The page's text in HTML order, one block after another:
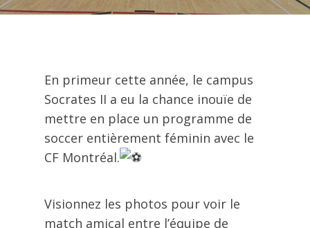
En primeur cette année, le campus
Socrates II a eu la chance inouïe de
mettre en place un programme de
soccer entièrement féminin avec le
CF Montréal.
Visionnez les photos pour voir le
match amical entre l’équipe de